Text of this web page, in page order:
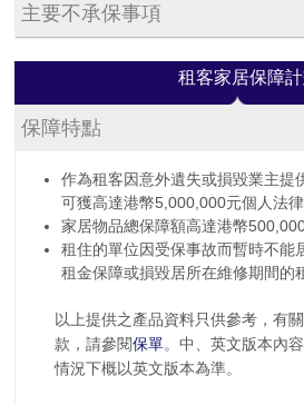
主要不承保事項
租客家居保障計
保障特點
作為租客因意外遺失或損毀業主提
可獲高達港幣5,000,000元個人法
家居物品總保障額高達港幣
租住的單位因受保事故而暫時不能
租金保障或損毀居所在維修期間的
以上提供之產品資料只供參考，有
款，請參閱保單。中、英文版本內
情況下概以英文版本為準。